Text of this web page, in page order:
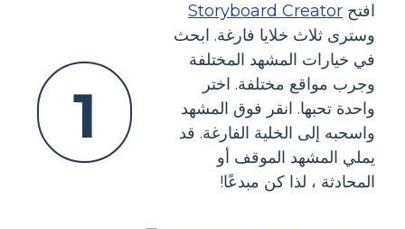
1
افتح Storyboard Creator
وسترى ثلاث خلايا فارغة. ابحث
في خيارات المشهد المختلفة
وجرب مواقع مختلفة. اختر
واحدة تحبها. انقر فوق المشهد
واسحبه إلى الخلية الفارغة. قد
يملي المشهد الموقف أو
المحادثة ، لذا كن مبدعًا!